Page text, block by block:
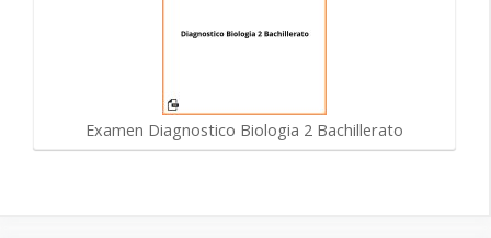
Examen Diagnostico Biologia 2 Bachillerato